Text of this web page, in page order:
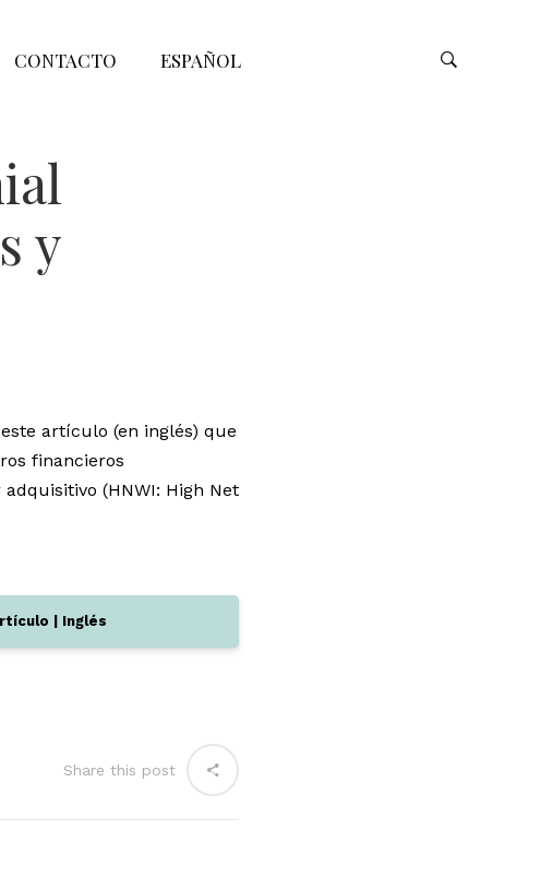
CONTACTO ESPAÑOL
y
artículo (en inglés) que
financieros
(HNWI: High Net
| Inglés
Share this post